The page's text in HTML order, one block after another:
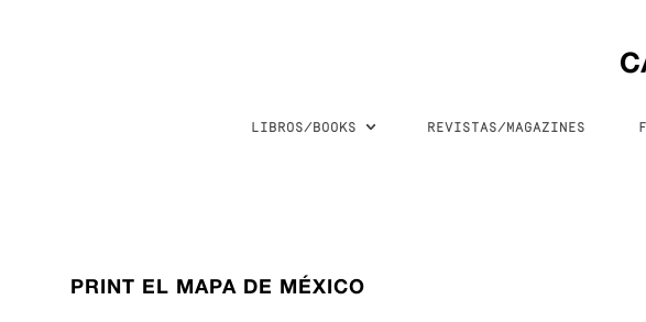
LIBROS/BOOKS REVISTAS/MAGAZINES
PRINT EL MAPA DE MÉXICO